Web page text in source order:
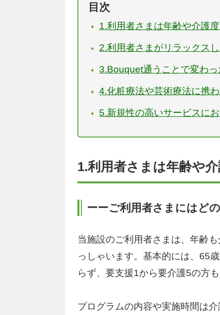
目次
1.利用者さまは年齢や介護
2.利用者さまがリラックス
3.Bouquet通うことで変わ
4.化粧療法や芸術療法に携
5.新規性の高いサービスに
1.利用者さまは年齢や
ーーご利用者さまにはど
当施設のご利用者さまは、年齢
っしゃいます。基本的には、65
らず、要支援1から要介護5の方
プログラムの内容や実施時間は